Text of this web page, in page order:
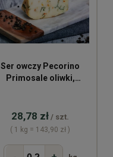
Ser owczy Pecorino
Primosale oliwki,
28,78 zł / szt.
( 1 kg = 143,90 zł )